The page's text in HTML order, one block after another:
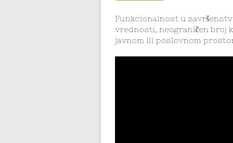
Funkcionalnost u
vrednosti, neograničen broj
javnom ili poslovnom